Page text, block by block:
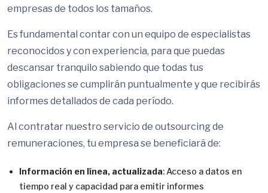
empresas de todos los tamaños.
Es fundamental contar con un equipo de especialistas
reconocidos y con experiencia, para que puedas
descansar tranquilo sabiendo que todas tus
obligaciones se cumplirán puntualmente y que recibirás
informes detallados de cada período.
Al contratar nuestro servicio de outsourcing de
remuneraciones, tu empresa se beneficiará de:
Información en línea, actualizada: Acceso a datos en
tiempo real y capacidad para emitir informes